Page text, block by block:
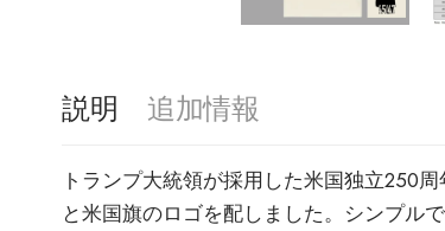
説明 追加情報
トランプ大統領が採用した米国独立250
と米国旗のロゴを配しました。シンプル